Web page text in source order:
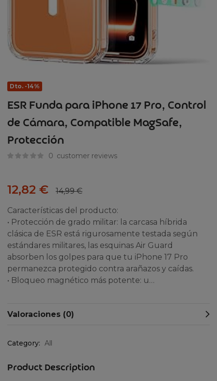
ESR Funda para iPhone 17 Pro, Control
de Cámara, Compatible MagSafe,
Protección
Dto. -14%
0 customer reviews
12,82 € 14,99€
Características del producto:
• Protección de grado militar: la carcasa híbrida
clásica de ESR está rigurosamente testada según
estándares militares, las esquinas Air Guard
absorben los golpes para que tu iPhone 17 Pro
permanezca protegido contra arañazos y caídas.
• Bloqueo magnético más potente: u…
Valoraciones (0)
Category: All
Product Description